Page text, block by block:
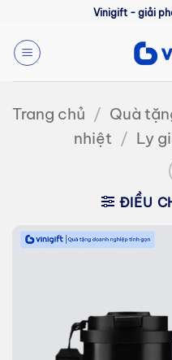
nội
dung
Vinigift - giải
Trang chủ / Quà
nhiệt / Ly
ĐIỀU